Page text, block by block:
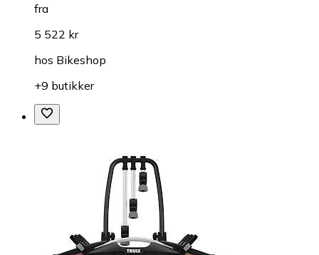
fra
5 522 kr
hos Bikeshop
+9 butikker